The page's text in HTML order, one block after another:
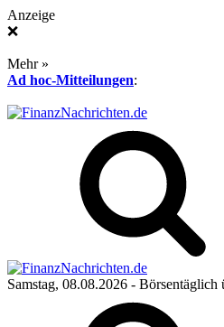
Anzeige
❌
Mehr »
Ad hoc-Mitteilungen:
Samstag, 08.08.2026 - Börsentäglich